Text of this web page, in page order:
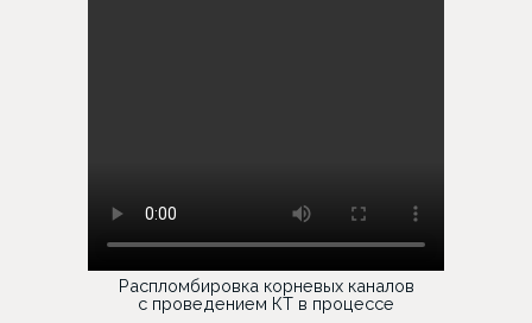
Распломбировка корневых каналов
с проведением КТ в процессе